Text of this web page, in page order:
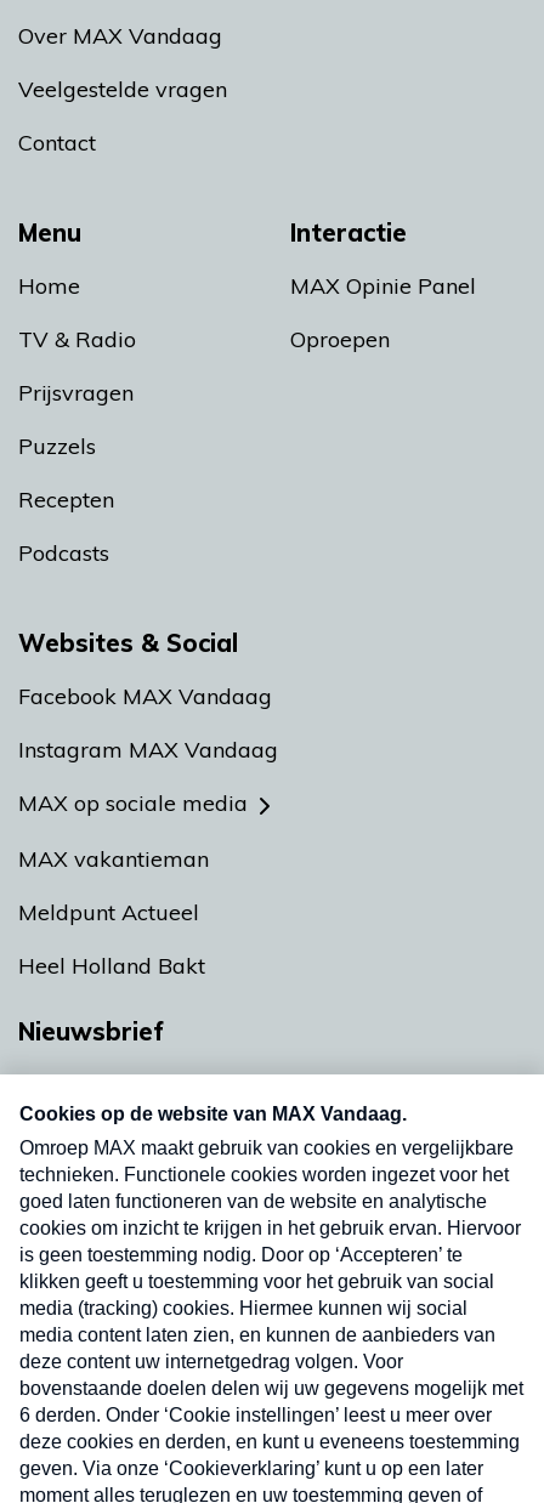
Menu
Home
TV & Radio
Prijsvragen
Puzzels
Recepten
Podcasts
Interactie
MAX Opinie Panel
Oproepen
Over MAX Vandaag
Veelgestelde vragen
Contact
Websites & Social
Facebook MAX Vandaag
Instagram MAX Vandaag
MAX op sociale media
MAX vakantieman
Meldpunt Actueel
Heel Holland Bakt
Nieuwsbrief
nieuwsbrief. Elke vrijdag- en dinsdagochtend in
uw mailbox.
Verzend
Nieuwsbrief
Neem hier een gratis abonnement op onze